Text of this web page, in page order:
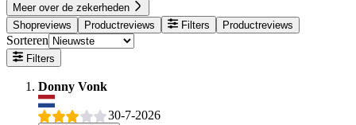
Meer over de zekerheden
Shopreviews
Productreviews Filters Productreviews
Sorteren
Filters
Donny Vonk
30-7-2026